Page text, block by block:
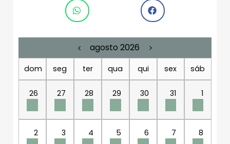
agosto 2026
dom seg ter qua qui sex sáb
26 27 28 29 30 31 1
2 3 4 5 6 7 8